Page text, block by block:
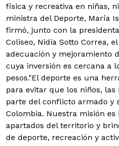
física y recreativa en niñas,
ministra del Deporte, María
firmó, junto con la
Coliseo, Nidia Sotto Correa,
adecuación y mejoramiento
cuya inversión es cercana a
pesos."El deporte es una
para evitar que los niños, las
parte del conflicto armado y
Colombia. Nuestra misión
apartados del territorio y
de deporte, recreación y